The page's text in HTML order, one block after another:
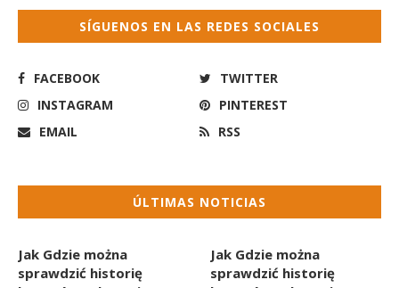
SÍGUENOS EN LAS REDES SOCIALES
FACEBOOK
TWITTER
INSTAGRAM
PINTEREST
EMAIL
RSS
ÚLTIMAS NOTICIAS
Jak Gdzie można
sprawdzić historię
Jak Gdzie można
sprawdzić historię